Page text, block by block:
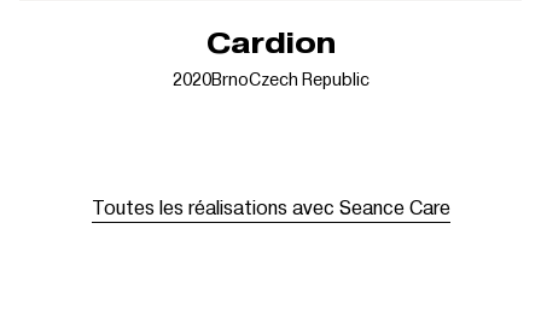
Cardion
2020BrnoCzech Republic
Toutes les réalisations avec Seance Care